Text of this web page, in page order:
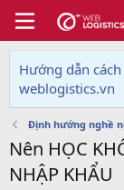
Hướng dẫn
weblogistics.vn
Định hướng nghề
Nên HỌC
NHẬP KHẨU